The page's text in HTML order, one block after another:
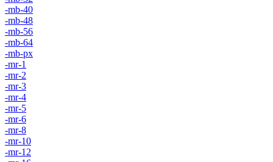
-mb-40
-mb-48
-mb-56
-mb-64
-mb-px
-mr-1
-mr-2
-mr-3
-mr-4
-mr-5
-mr-6
-mr-8
-mr-10
-mr-12